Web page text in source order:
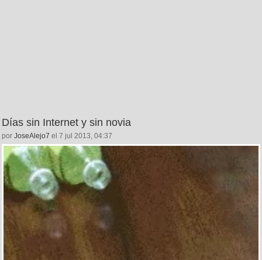
Días sin Internet y sin novia
por JoseAlejo7 el 7 jul 2013, 04:37